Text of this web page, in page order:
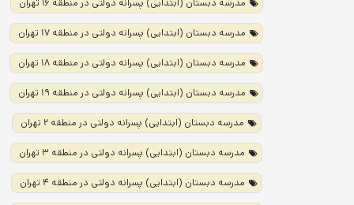
مدرسه دبستان (ابتدایی) پسرانه دولتی در منطقه ۱۶ تهران
مدرسه دبستان (ابتدایی) پسرانه دولتی در منطقه ۱۷ تهران
مدرسه دبستان (ابتدایی) پسرانه دولتی در منطقه ۱۸ تهران
مدرسه دبستان (ابتدایی) پسرانه دولتی در منطقه ۱۹ تهران
مدرسه دبستان (ابتدایی) پسرانه دولتی در منطقه ۲ تهران
مدرسه دبستان (ابتدایی) پسرانه دولتی در منطقه ۳ تهران
مدرسه دبستان (ابتدایی) پسرانه دولتی در منطقه ۴ تهران